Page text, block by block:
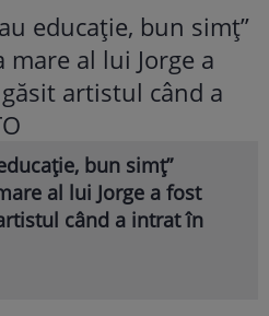
bun simț”
al lui Jorge a fost
când a intrat în